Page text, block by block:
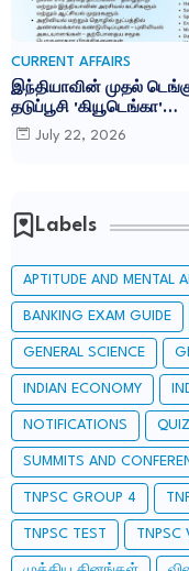
CURRENT AFFAIRS
இந்தியாவின் முதல்
தடுப்பூசி 'கியூடெங்கா'
(Qdenga): TNPSC
AFFAIRS IN TAMIL JULY
July 22, 2026
Labels
APTITUDE AND MENTAL
BANKING EXAM GUIDE
GENERAL SCIENCE
INDIAN ECONOMY
NOTIFICATIONS QUIZ
SUMMITS AND
TNPSC GROUP 4
TNPSC TEST TNPSC